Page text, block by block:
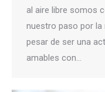
al aire libre somos
nuestro paso por la
pesar de ser una
amables con…